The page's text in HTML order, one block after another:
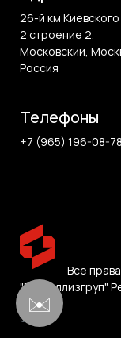
Все
"Белвиллизгруп"
26-й км
2 строение 2,
Московский,
Россия
Телефоны
+7 (965) 196-08-78
0.1 sec
✉️